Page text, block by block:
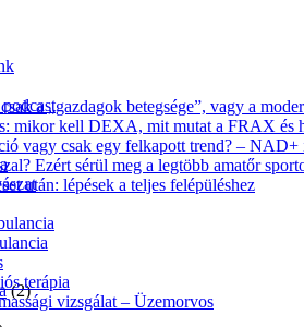
terápia
vizsgálat – Üzemorvos
a „gazdagok betegsége”, vagy a
mikor kell DEXA, mit mutat a FRAX és
vagy csak egy felkapott trend? –
Ezért sérül meg a legtöbb amatőr
után: lépések a teljes felépüléshez
(2)